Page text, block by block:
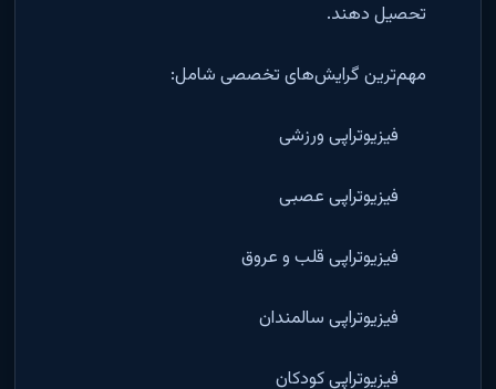
تحصیل دهند.
مهم‌ترین گرایش‌های تخصصی شامل:
فیزیوتراپی ورزشی
فیزیوتراپی عصبی
فیزیوتراپی قلب و عروق
فیزیوتراپی سالمندان
فیزیوتراپی کودکان